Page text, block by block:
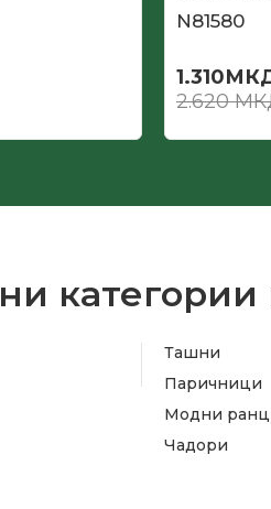
N81580
1.310
2.620
Ташни
Паричници
Модни
Чадори